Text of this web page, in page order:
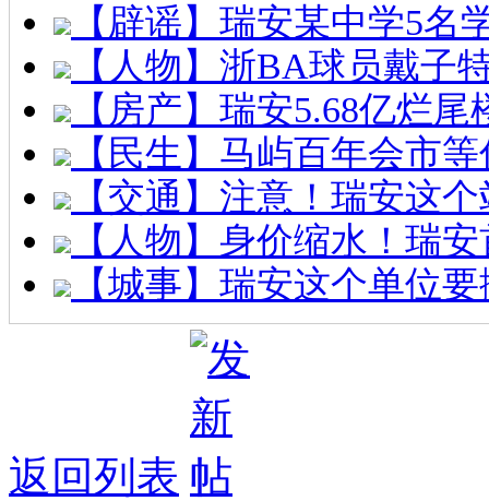
【辟谣】瑞安某中学5名
【人物】浙BA球员戴子
【房产】瑞安5.68亿烂
【民生】马屿百年会市
【交通】注意！瑞安这
【人物】身价缩水！瑞
【城事】瑞安这个单位
返回列表